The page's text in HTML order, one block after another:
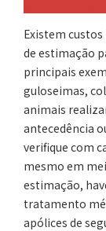
Existem
de estimação
principais
guloseimas,
animais
antecedência
verifique com
mesmo em
estimação,
tratamento
apólices de